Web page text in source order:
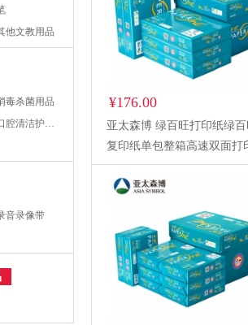
他文教用品
毒杀菌用品
腔清洁护理用品
音录像带
¥176.00
亚太森博 绿百旺打印纸绿
复印纸单包整箱高速双面打
生草稿纸 绿百旺A4-80g-5包
（2500张）